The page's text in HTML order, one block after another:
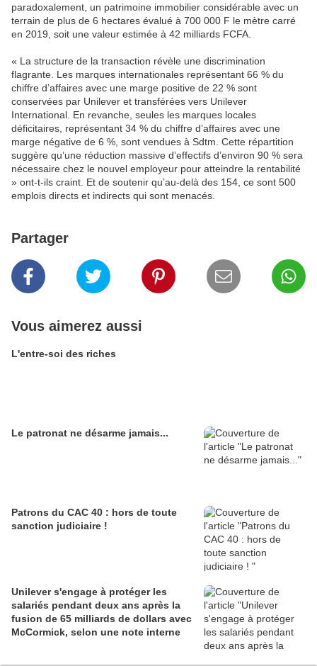
paradoxalement, un patrimoine immobilier considérable avec un
terrain de plus de 6 hectares évalué à 700 000 F le mètre carré
en 2019, soit une valeur estimée à 42 milliards FCFA.
« La structure de la transaction révèle une discrimination
flagrante. Les marques internationales représentant 66 % du
chiffre d’affaires avec une marge positive de 22 % sont
conservées par Unilever et transférées vers Unilever
International. En revanche, seules les marques locales
déficitaires, représentant 34 % du chiffre d’affaires avec une
marge négative de 6 %, sont vendues à Sdtm. Cette répartition
suggère qu’une réduction massive d’effectifs d’environ 90 % sera
nécessaire chez le nouvel employeur pour atteindre la rentabilité
» ont-t-ils craint. Et de soutenir qu’au-delà des 154, ce sont 500
emplois directs et indirects qui sont menacés.
Partager
Vous aimerez aussi
L'entre-soi des riches
Le patronat ne désarme jamais...
Patrons du CAC 40 : hors de toute
sanction judiciaire !
Unilever s'engage à protéger les
salariés pendant deux ans après la
fusion de 65 milliards de dollars avec
McCormick, selon une note interne